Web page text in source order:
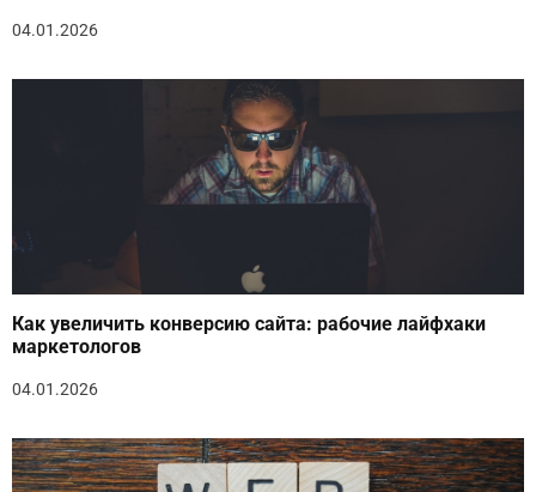
04.01.2026
Как увеличить конверсию сайта: рабочие лайфхаки
маркетологов
04.01.2026